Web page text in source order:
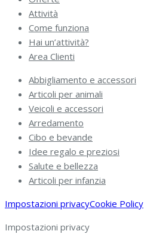
Attività
Come funziona
Hai un’attività?
Area Clienti
Abbigliamento e accessori
Articoli per animali
Veicoli e accessori
Arredamento
Cibo e bevande
Idee regalo e preziosi
Salute e bellezza
Articoli per infanzia
Impostazioni privacyCookie Policy
Impostazioni privacy